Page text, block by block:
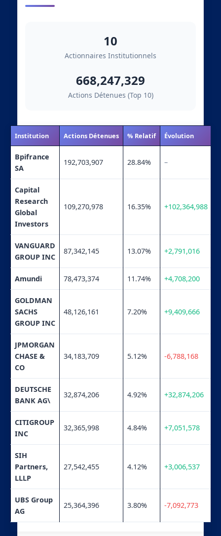
10
Actionnaires Institutionnels
668,247,329
Actions Détenues (Top 10)
Institution Actions Détenues % Relatif Évolution
Bpifrance
SA
192,703,907 28.84% –
Capital
Research
Global
Investors
109,270,978 16.35% +102,364,988
VANGUARD
GROUP INC
87,342,145 13.07% +2,791,016
Amundi 78,473,374 11.74% +4,708,200
GOLDMAN
SACHS
GROUP INC
48,126,161 7.20% +9,409,666
JPMORGAN
CHASE &
CO
34,183,709 5.12% -6,788,168
DEUTSCHE
BANK AG\
32,874,206 4.92% +32,874,206
CITIGROUP
INC
32,365,998 4.84% +7,051,578
SIH
Partners,
LLLP
27,542,455 4.12% +3,006,537
UBS Group
AG
25,364,396 3.80% -7,092,773